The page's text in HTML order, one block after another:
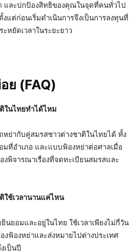
และปกป้องสิทธิของคุณในจุดที่คนทั่วไป
แต่ก่อนเริ่มดำเนินการจึงเป็นการลงทุนที่
หยัดเวลาในระยะยาว
ย (FAQ)
ในไทยทำได้ไหม
หย่ากับคู่สมรสชาวต่างชาติในไทยได้ ทั้ง
ที่อำเภอ และแบบฟ้องหย่าต่อศาลเมื่อ
พิจารณาเรื่องที่จดทะเบียนสมรสและ
ใช้เวลานานแค่ไหน
นยอมและอยู่ในไทย ใช้เวลาเพียงไม่กี่วัน
ฟ้องหย่าและส่งหมายไปต่างประเทศ
เป็นปี